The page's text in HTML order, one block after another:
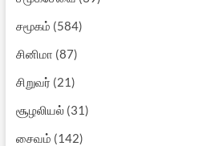
சமூகம் (584)
சினிமா (87)
சிறுவர் (21)
சூழலியல்(31)
சைவம் (142)